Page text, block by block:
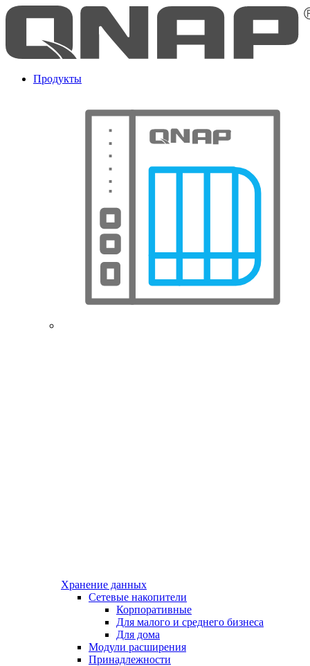
Продукты
Хранение данных
Сетевые накопители
Корпоративные
Для малого и среднего бизнеса
Для дома
Модули расширения
Принадлежности